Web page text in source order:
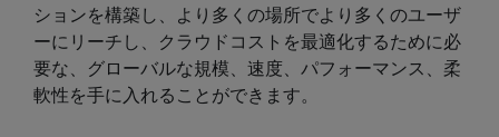
ションを構築し、より多くの場所でより多くのユーザ
ーにリーチし、クラウドコストを最適化するために必
要な、グローバルな規模、速度、パフォーマンス、柔
軟性を手に入れることができます。